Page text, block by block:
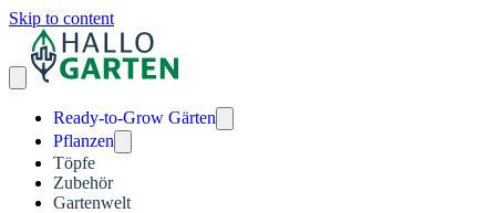
Skip to content
Ready-to-Grow Gärten
Pflanzen
Töpfe
Zubehör
Gartenwelt